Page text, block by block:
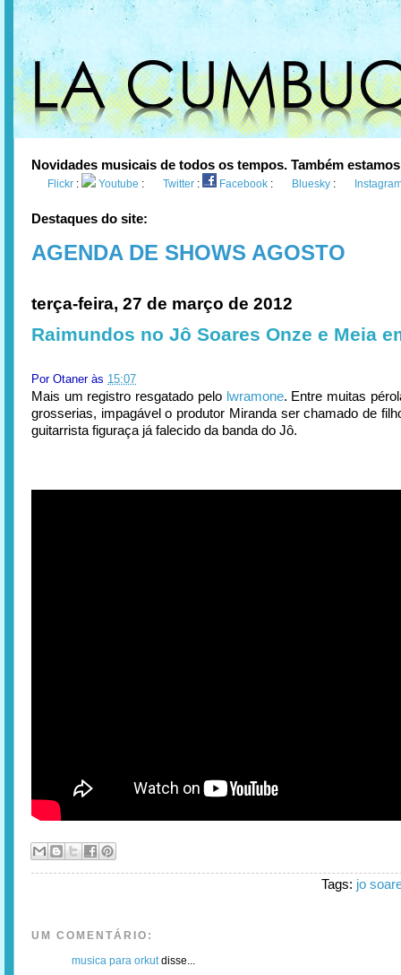
Novidades musicais de todos os tempos. Também
Flickr : Youtube : Twitter : Facebook : Bluesky :
Destaques do site:
AGENDA DE SHOWS AGOSTO
terça-feira, 27 de março de 2012
Raimundos no Jô Soares Onze e Meia
Por Otaner às 15:07
Mais um registro resgatado pelo lwramone. Entre muitas
grosserias, impagável o produtor Miranda ser chamado de
guitarrista figuraça já falecido da banda do Jô.
Tags: jo
UM COMENTÁRIO:
musica para orkutdisse...